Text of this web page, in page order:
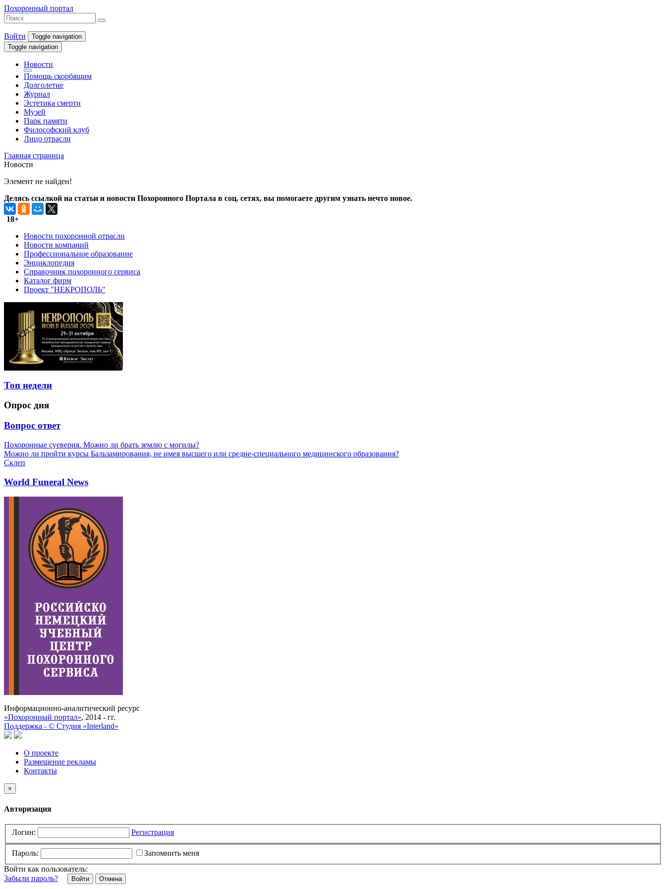
Похоронный портал
Войти
Toggle navigation
Toggle navigation
Новости
Помощь скорбящим
Долголетие
Журнал
Эстетика смерти
Музей
Парк памяти
Философский клуб
Лицо отрасли
Главная страница
Новости
Элемент не найден!
Делясь ссылкой на статьи и новости Похоронного Портала в соц. сетях, вы помогаете другим узнать нечто новое.
18+
Новости похоронной отрасли
Новости компаний
Профессиональное образование
Энциклопедия
Справочник похоронного сервиса
Каталог фирм
Проект "НЕКРОПОЛЬ"
Топ недели
Опрос дня
Вопрос ответ
Похоронные суеверия. Можно ли брать землю с могилы?
Можно ли пройти курсы Бальзамирования, не имея высшего или средне-специального медицинского образования?
Склеп
World Funeral News
Информационно-аналитический ресурс
«Похоронный портал», 2014 - гг.
Поддержка - © Cтудия «Interland»
О проекте
Размещение рекламы
Контакты
×
Авторизация
Логин: Регистрация
Пароль:
Запомнить меня
Войти как пользователь:
Забыли пароль?
Отмена